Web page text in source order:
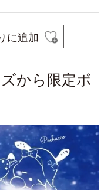
に追加
から限定ボ